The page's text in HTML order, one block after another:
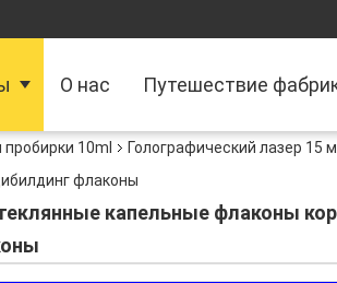
О нас Путешествие
пробирки 10ml
Голографический лазер 15
флаконы
капельные флаконы